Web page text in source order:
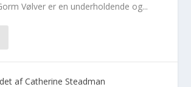
Vølver er en underholdende og...